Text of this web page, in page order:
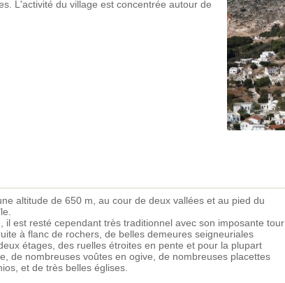
L'activité du village est concentrée autour de
altitude de 650 m, au cour de deux vallées et au pied du
il est resté cependant très traditionnel avec son imposante tour
à flanc de rochers, de belles demeures seigneuriales
étages, des ruelles étroites en pente et pour la plupart
de nombreuses voûtes en ogive, de nombreuses placettes
et de très belles églises.